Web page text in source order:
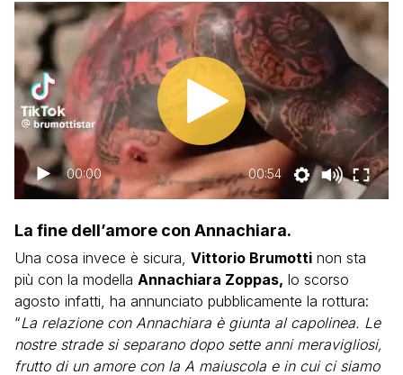
00:00 00:54
La fine dell’amore con Annachiara.
Una cosa invece è sicura, Vittorio Brumotti non sta
più con la modella Annachiara Zoppas, lo scorso
agosto infatti, ha annunciato pubblicamente la rottura:
“La relazione con Annachiara è giunta al capolinea. Le
nostre strade si separano dopo sette anni meravigliosi,
frutto di un amore con la A maiuscola e in cui ci siamo